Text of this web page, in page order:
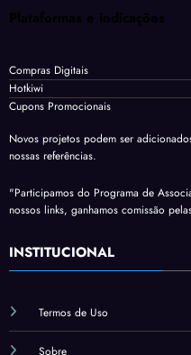
Plataformas e indicações
Compras Digitais
Hotkiwi
Cupons Promocionais
Novos projetos podem ser
nossas referências.
"Participamos do Programa de
nossos links, ganhamos comissão
INSTITUCIONAL
Termos de Uso
Sobre